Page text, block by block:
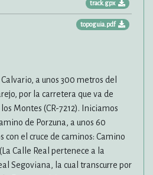
track.gpx
topoguia.pdf
a unos 300 metros del
por la carretera que va de
Montes (CR-7212). Iniciamos
de Porzuna, a unos 60
con el cruce de caminos: Camino
Calle Real pertenece a la
Segoviana, la cual transcurre por